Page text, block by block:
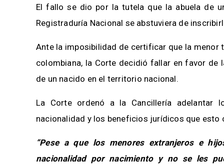
El fallo se dio por la tutela que la abuela de
Registraduría Nacional se abstuviera de
Ante la imposibilidad de certificar que la menor
colombiana, la Corte decidió fallar en favor de
de un nacido en el territorio nacional.
La Corte ordenó a la Cancillería adelantar
nacionalidad y los beneficios jurídicos que esto
“Pese a que los menores extranjeros e
nacionalidad por nacimiento y no se les